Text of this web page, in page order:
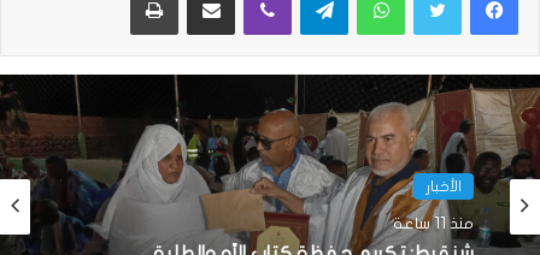
الأخبار
منذ 11 ساعةالأخبار